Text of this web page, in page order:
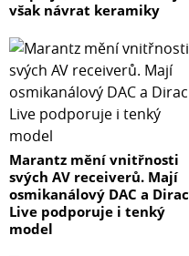
však návrat keramiky
Marantz mění vnitřnosti
svých AV receiverů. Mají
osmikanálový DAC a Dirac
Live podporuje i tenký
model